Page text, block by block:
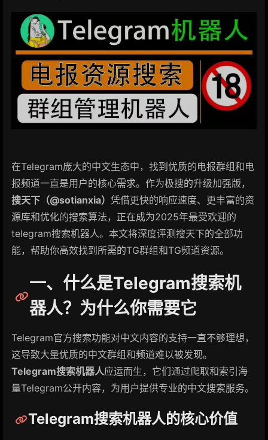
在Telegram庞大的中文生态中，找到优质的电报群组和电
报频道一直是用户的核心需求。作为极搜的升级加强版，
搜天下（@sotianxia） 凭借更快的响应速度、更丰富的资
源库和优化的搜索算法，正在成为2025年最受欢迎的
telegram搜索机器人。本文将深度评测搜天下的全部功
能，帮助你高效找到所需的TG群组和TG频道资源。
一、什么是Telegram搜索机
器人？为什么你需要它
Telegram官方搜索功能对中文内容的支持一直不够理想，
这导致大量优质的中文群组和频道难以被发现。
Telegram搜索机器人应运而生，它们通过爬取和索引海
量Telegram公开内容，为用户提供专业的中文搜索服务。
Telegram搜索机器人的核心价值